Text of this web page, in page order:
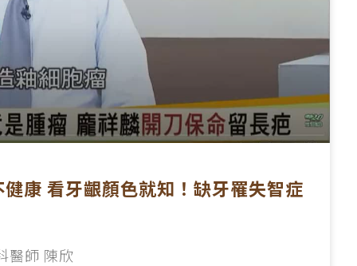
看牙齦顏色就知！缺牙罹失智症
醫師 陳欣